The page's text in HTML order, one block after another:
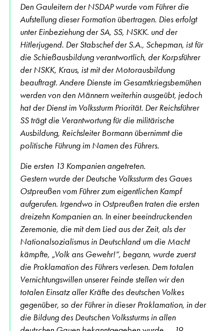
Den Gauleitern der NSDAP wurde vom Führer die
Aufstellung dieser Formation übertragen. Dies erfolgt
unter Einbeziehung der SA, SS, NSKK. und der
Hitlerjugend. Der Stabschef der S.A., Schepman, ist für
die Schießausbildung verantwortlich, der Korpsführer
der NSKK, Kraus, ist mit der Motorausbildung
beauftragt. Andere Dienste im Gesamtkriegsbemühen
werden von den Männern weiterhin ausgeübt, jedoch
hat der Dienst im Volkssturm Priorität. Der Reichsführer
SS trägt die Verantwortung für die militärische
Ausbildung, Reichsleiter Bormann übernimmt die
politische Führung im Namen des Führers.
Die ersten 13 Kompanien angetreten.
Gestern wurde der Deutsche Volkssturm des Gaues
Ostpreußen vom Führer zum eigentlichen Kampf
aufgerufen. Irgendwo in Ostpreußen traten die ersten
dreizehn Kompanien an. In einer beeindruckenden
Zeremonie, die mit dem Lied aus der Zeit, als der
Nationalsozialismus in Deutschland um die Macht
kämpfte, „Volk ans Gewehr!“, begann, wurde zuerst
die Proklamation des Führers verlesen. Dem totalen
Vernichtungswillen unserer Feinde stellen wir den
totalen Einsatz aller Kräfte des deutschen Volkes
gegenüber, so der Führer in dieser Proklamation, in der
die Bildung des Deutschen Volkssturms in allen